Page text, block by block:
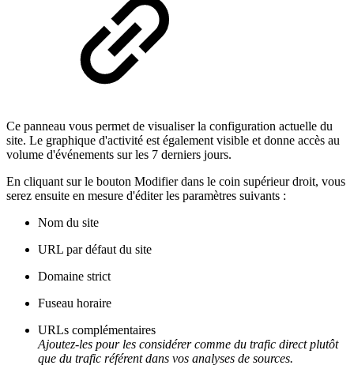
Ce panneau vous permet de visualiser la configuration actuelle du
site. Le graphique d'activité est également visible et donne accès au
volume d'événements sur les 7 derniers jours.
En cliquant sur le bouton Modifier dans le coin supérieur droit, vous
serez ensuite en mesure d'éditer les paramètres suivants :
Nom du site
URL par défaut du site
Domaine strict
Fuseau horaire
URLs complémentaires
Ajoutez-les pour les considérer comme du trafic direct plutôt
que du trafic référent dans vos analyses de sources.